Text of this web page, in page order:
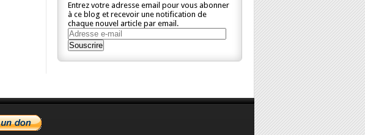
Entrez votre adresse email pour vous abonner
à ce blog et recevoir une notification de
chaque nouvel article par email.
Adresse
e-
mail
Souscrire